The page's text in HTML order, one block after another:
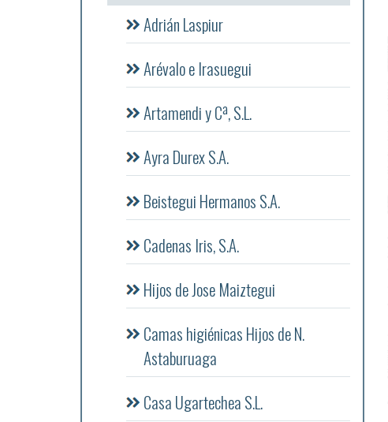
Adrián Laspiur
Arévalo e Irasuegui
Artamendi y Cª, S.L.
Ayra Durex S.A.
Beistegui Hermanos S.A.
Cadenas Iris, S.A.
Hijos de Jose Maiztegui
Camas higiénicas Hijos de N.
Astaburuaga
Casa Ugartechea S.L.